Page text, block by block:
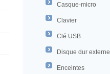
Casque-micro
Clavier
Clé USB
Disque dur externe
Enceintes